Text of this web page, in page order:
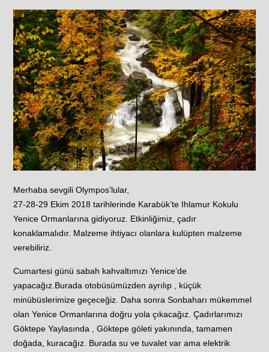
Merhaba sevgili Olympos’lular,
27-28-29 Ekim 2018 tarihlerinde Karabük’te Ihlamur Kokulu
Yenice Ormanlarına gidiyoruz. Etkinliğimiz, çadır
konaklamalıdır. Malzeme ihtiyacı olanlara kulüpten malzeme
verebiliriz.
Cumartesi günü sabah kahvaltımızı Yenice’de
yapacağız.Burada otobüsümüzden ayrılıp , küçük
minübüslerimize geçeceğiz. Daha sonra Sonbaharı mükemmel
olan Yenice Ormanlarına doğru yola çıkacağız. Çadırlarımızı
Göktepe Yaylasında , Göktepe göleti yakınında, tamamen
doğada, kuracağız. Burada su ve tuvalet var ama elektrik